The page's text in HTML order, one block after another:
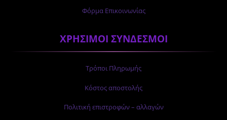
Φόρμα Επικοινωνίας
ΧΡΗΣΙΜΟΙ ΣΥΝΔΕΣΜΟΙ
Τρόποι Πληρωμής
Κόστος αποστολής
Πολιτική επιστροφών – αλλαγών